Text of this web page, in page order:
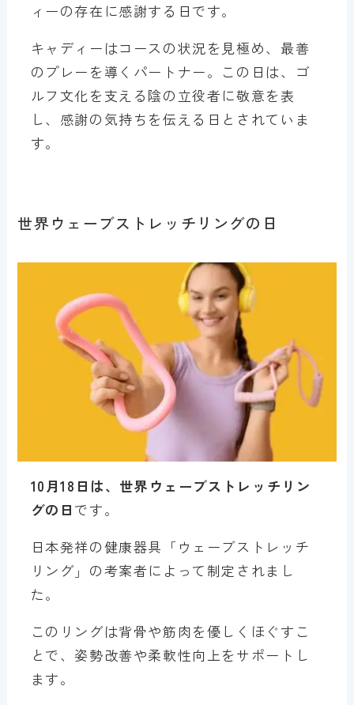
ィーの存在に感謝する日です。
キャディーはコースの状況を見極め、最善
のプレーを導くパートナー。この日は、ゴ
ルフ文化を支える陰の立役者に敬意を表
し、感謝の気持ちを伝える日とされていま
す。
世界ウェーブストレッチリングの日
10月18日は、世界ウェーブストレッチリン
グの日 です。
日本発祥の健康器具「ウェーブストレッチ
リング」の考案者によって制定されまし
た。
このリングは背骨や筋肉を優しくほぐすこ
とで、姿勢改善や柔軟性向上をサポートし
ます。